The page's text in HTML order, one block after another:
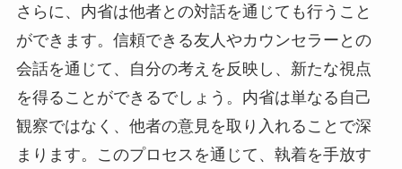
さらに、内省は他者との対話を通じても行うこと
ができます。信頼できる友人やカウンセラーとの
会話を通じて、自分の考えを反映し、新たな視点
を得ることができるでしょう。内省は単なる自己
観察ではなく、他者の意見を取り入れることで深
まります。このプロセスを通じて、執着を手放す